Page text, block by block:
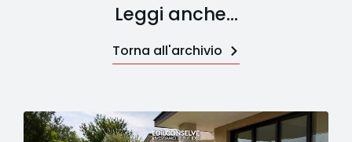
Leggi anche...
Torna all'archivio